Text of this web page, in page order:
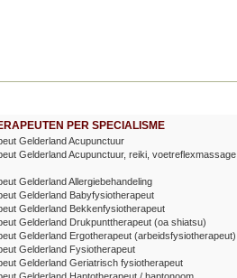
PER SPECIALISME
Gelderland Acupunctuur
Gelderland Acupunctuur, reiki, voetreflexmassage
Gelderland Allergiebehandeling
Gelderland Babyfysiotherapeut
Gelderland Bekkenfysiotherapeut
Gelderland Drukpunttherapeut (oa shiatsu)
Gelderland Ergotherapeut (arbeidsfysiotherapeut)
Gelderland Fysiotherapeut
Gelderland Geriatrisch fysiotherapeut